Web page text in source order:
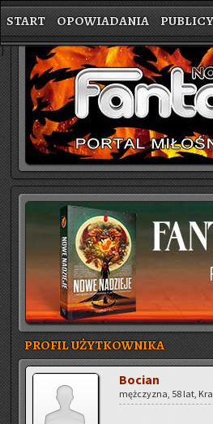
START OPOWIADANIA
}
PROFIL UŻYTKOWNIKA
Bo­cian
męż­czy­zna, 58 lat,